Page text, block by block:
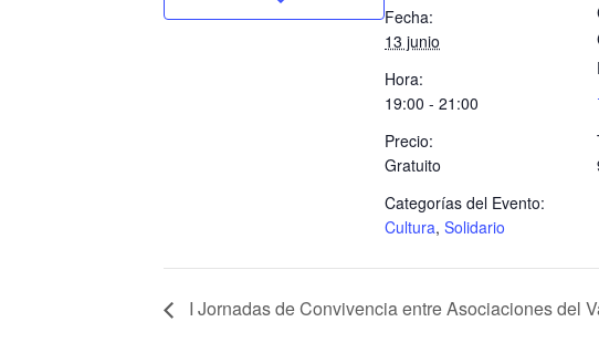
Fecha:
13 junio
Hora:
19:00 - 21:00
Precio:
Gratuito
Categorías del Evento:
Cultura, Solidario
I Jornadas de Convivencia entre Asociaciones del